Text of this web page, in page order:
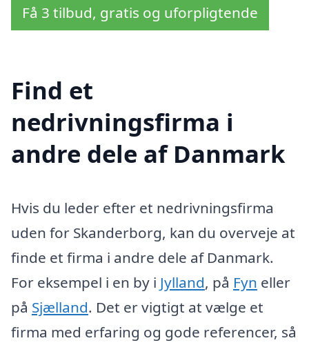
Få 3 tilbud, gratis og uforpligtende
Find et
nedrivningsfirma i
andre dele af Danmark
Hvis du leder efter et nedrivningsfirma
uden for Skanderborg, kan du overveje at
finde et firma i andre dele af Danmark.
For eksempel i en by i Jylland, på Fyn eller
på Sjælland. Det er vigtigt at vælge et
firma med erfaring og gode referencer, så